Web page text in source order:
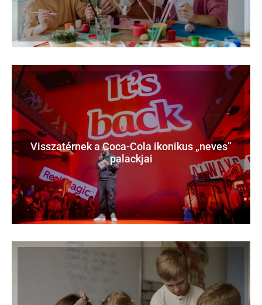
AKTUÁLIS
Visszatérnek a Coca-Cola ikonikus „neves”
palackjai